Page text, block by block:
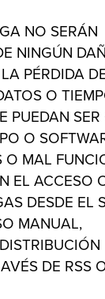
NO SERÁN
NINGÚN
PÉRDIDA
O
PUEDAN
O
O MAL
EL ACCESO
DESDE EL
MANUAL,
DE RSS